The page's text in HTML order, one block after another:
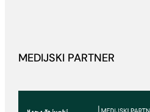
MEDIJSKI PARTNER